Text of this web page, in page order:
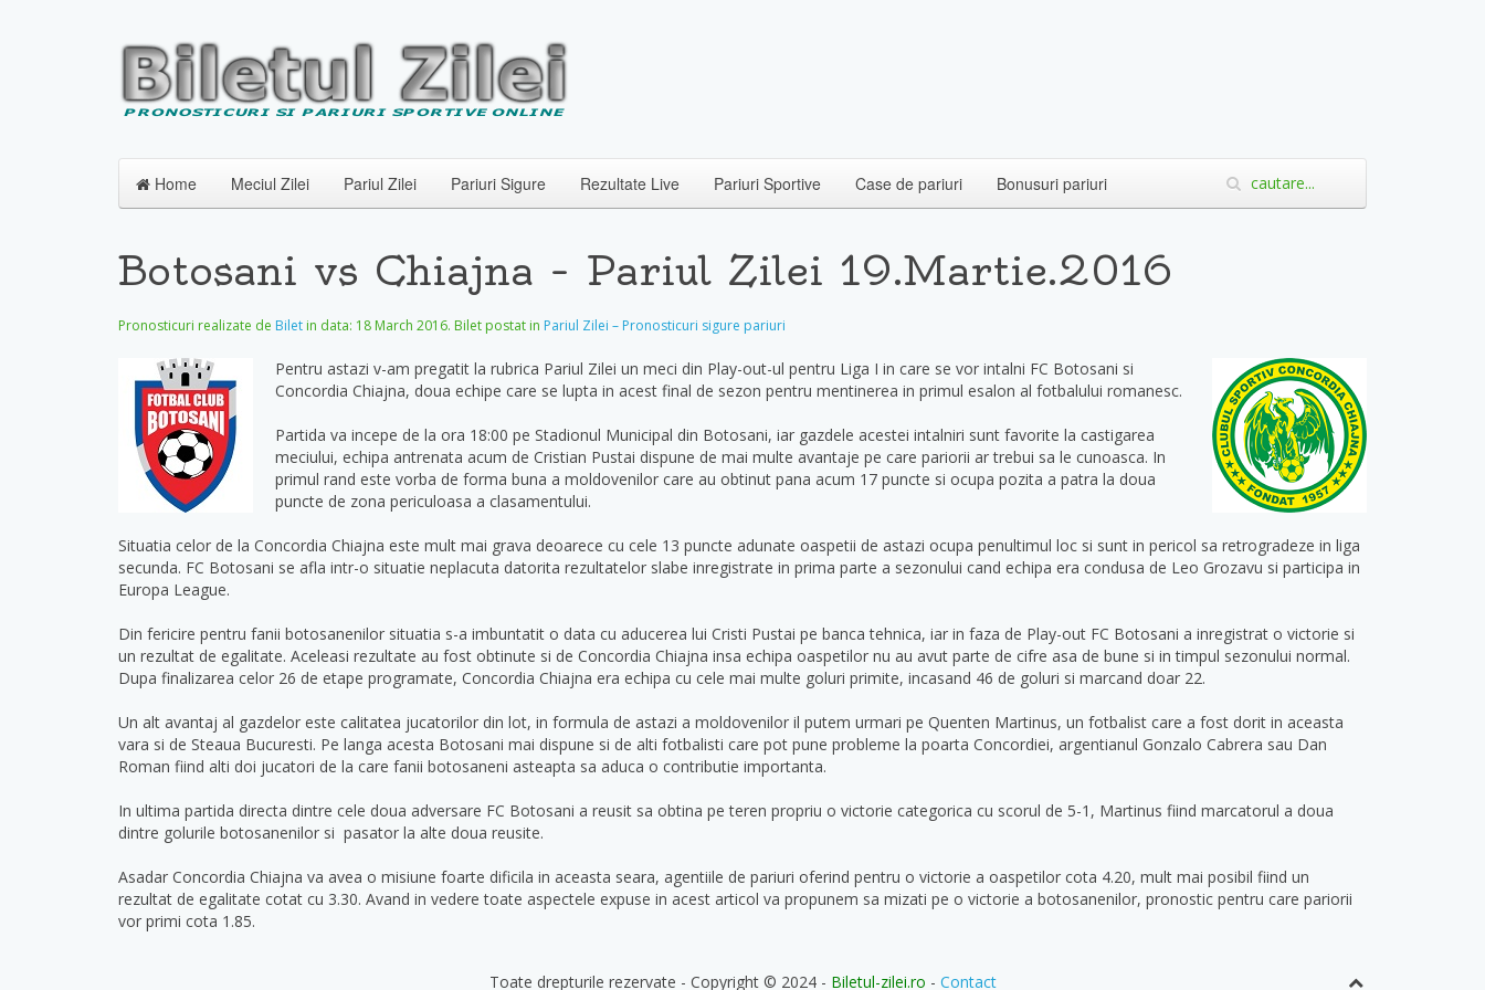
Home Meciul Zilei Pariul Zilei Pariuri Sigure Rezultate Live Pariuri Sportive Case de pariuri Bonusuri pariuri
Botosani vs Chiajna – Pariul Zilei 19.Martie.2016
Pronosticuri realizate de Bilet in data: 18 March 2016. Bilet postat in Pariul Zilei – Pronosticuri sigure pariuri
Pentru astazi v-am pregatit la rubrica Pariul Zilei un meci din Play-out-ul pentru Liga I in care se vor intalni FC Botosani si
Concordia Chiajna, doua echipe care se lupta in acest final de sezon pentru mentinerea in primul esalon al fotbalului romanesc.
Partida va incepe de la ora 18:00 pe Stadionul Municipal din Botosani, iar gazdele acestei intalniri sunt favorite la castigarea
meciului, echipa antrenata acum de Cristian Pustai dispune de mai multe avantaje pe care pariorii ar trebui sa le cunoasca. In
primul rand este vorba de forma buna a moldovenilor care au obtinut pana acum 17 puncte si ocupa pozita a patra la doua
puncte de zona periculoasa a clasamentului.
Situatia celor de la Concordia Chiajna este mult mai grava deoarece cu cele 13 puncte adunate oaspetii de astazi ocupa penultimul loc si sunt in pericol sa retrogradeze in liga
secunda. FC Botosani se afla intr-o situatie neplacuta datorita rezultatelor slabe inregistrate in prima parte a sezonului cand echipa era condusa de Leo Grozavu si participa in
Europa League.
Din fericire pentru fanii botosanenilor situatia s-a imbuntatit o data cu aducerea lui Cristi Pustai pe banca tehnica, iar in faza de Play-out FC Botosani a inregistrat o victorie si
un rezultat de egalitate. Aceleasi rezultate au fost obtinute si de Concordia Chiajna insa echipa oaspetilor nu au avut parte de cifre asa de bune si in timpul sezonului normal.
Dupa finalizarea celor 26 de etape programate, Concordia Chiajna era echipa cu cele mai multe goluri primite, incasand 46 de goluri si marcand doar 22.
Un alt avantaj al gazdelor este calitatea jucatorilor din lot, in formula de astazi a moldovenilor il putem urmari pe Quenten Martinus, un fotbalist care a fost dorit in aceasta
vara si de Steaua Bucuresti. Pe langa acesta Botosani mai dispune si de alti fotbalisti care pot pune probleme la poarta Concordiei, argentianul Gonzalo Cabrera sau Dan
Roman fiind alti doi jucatori de la care fanii botosaneni asteapta sa aduca o contributie importanta.
In ultima partida directa dintre cele doua adversare FC Botosani a reusit sa obtina pe teren propriu o victorie categorica cu scorul de 5-1, Martinus fiind marcatorul a doua
dintre golurile botosanenilor si pasator la alte doua reusite.
Asadar Concordia Chiajna va avea o misiune foarte dificila in aceasta seara, agentiile de pariuri oferind pentru o victorie a oaspetilor cota 4.20, mult mai posibil fiind un
rezultat de egalitate cotat cu 3.30. Avand in vedere toate aspectele expuse in acest articol va propunem sa mizati pe o victorie a botosanenilor, pronostic pentru care pariorii
vor primi cota 1.85.
Toate drepturile rezervate - Copyright © 2024 - Biletul-zilei.ro - Contact